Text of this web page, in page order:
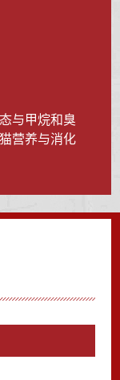
与甲烷和臭
营养与消化